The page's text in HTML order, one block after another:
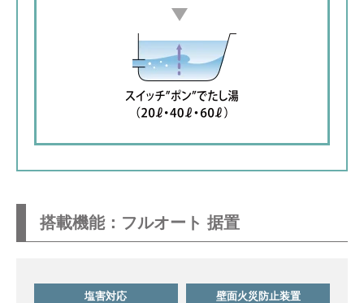
搭載機能：フルオート 据置
塩害対応 壁面火災防止装置